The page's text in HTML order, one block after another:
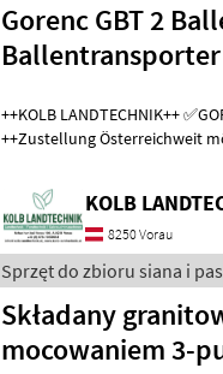
Gorenc GBT 2
Ballentransporter
++KOLB LANDTECHNIK++ ✅GORENC Doppelballenträger GBT 2
++Zustellung Österreichweit möglich++
KOLB
8250 Vorau
Sprzęt do zbioru siana i
Składany
mocowaniem 3-